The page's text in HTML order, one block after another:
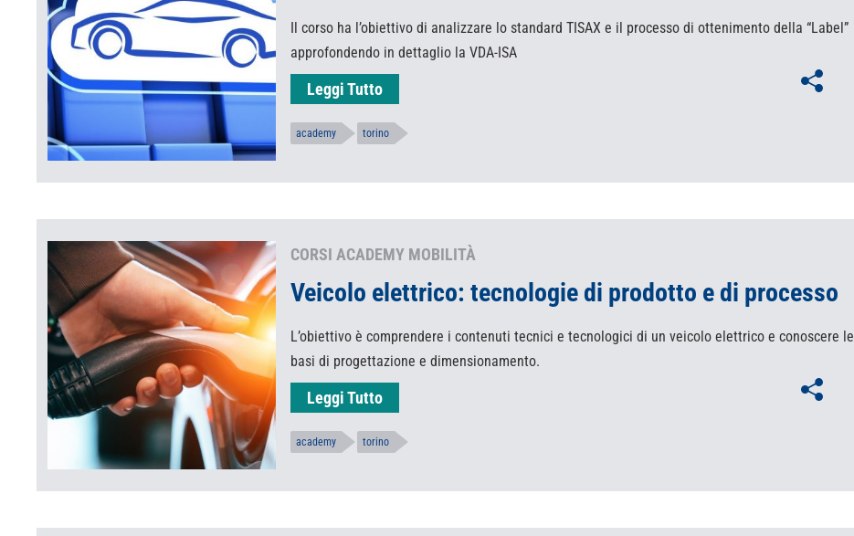
Il corso ha l’obiettivo di analizzare lo standard TISAX e il processo di ottenimento della “Label”
approfondendo in dettaglio la VDA-ISA
Leggi Tutto
academy torino
CORSI ACADEMY MOBILITÀ
Veicolo elettrico: tecnologie di prodotto e di processo
L’obiettivo è comprendere i contenuti tecnici e tecnologici di un veicolo elettrico e conoscere le
basi di progettazione e dimensionamento.
Leggi Tutto
academy torino